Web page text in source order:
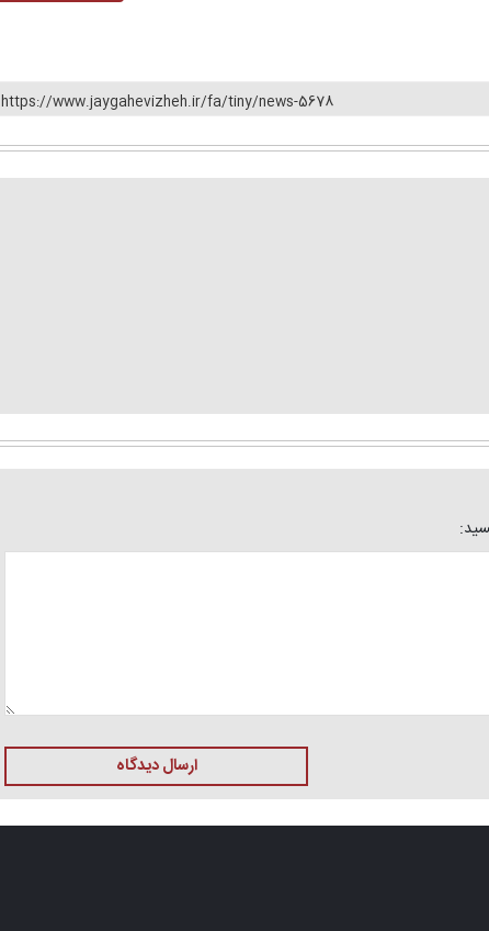
https://www.jaygahevizheh.ir/fa/tiny/news-5678
ارسال دیدگاه